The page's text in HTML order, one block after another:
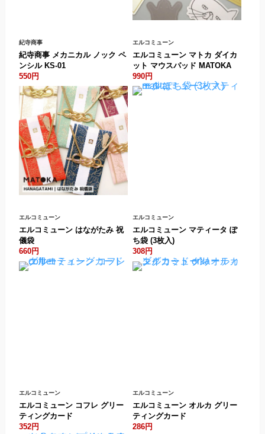
紀寺商事
紀寺商事 メカニカル ノック ペ
ンシル KS-01
550円
エルコミューン
エルコミューン マトカ ダイカ
ット マウスパッド MATOKA
990円
エルコミューン
エルコミューン はながたみ 祝
儀袋
660円
エルコミューン
エルコミューン マティータ ぽ
ち袋 (3枚入)
308円
エルコミューン
エルコミューン コフレ グリー
ティングカード
352円
エルコミューン
エルコミューン オルカ グリー
ティングカード
286円